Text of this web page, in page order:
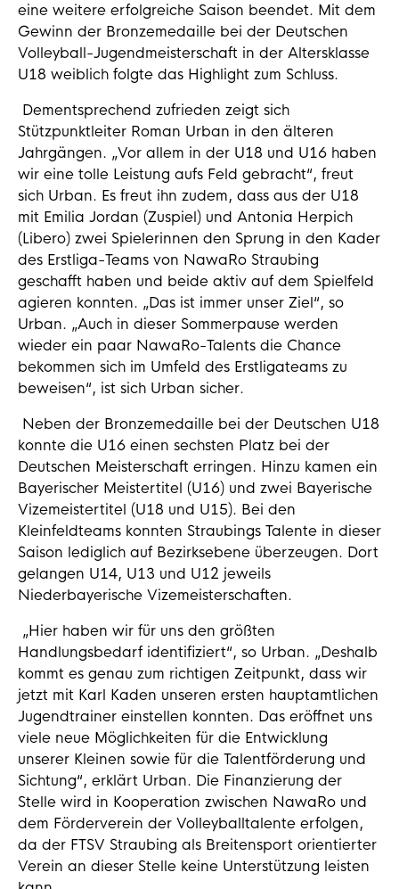
eine weitere erfolgreiche Saison beendet. Mit dem
Gewinn der Bronzemedaille bei der Deutschen
Volleyball-Jugendmeisterschaft in der Altersklasse
U18 weiblich folgte das Highlight zum Schluss.
Dementsprechend zufrieden zeigt sich
Stützpunktleiter Roman Urban in den älteren
Jahrgängen. „Vor allem in der U18 und U16 haben
wir eine tolle Leistung aufs Feld gebracht“, freut
sich Urban. Es freut ihn zudem, dass aus der U18
mit Emilia Jordan (Zuspiel) und Antonia Herpich
(Libero) zwei Spielerinnen den Sprung in den Kader
des Erstliga-Teams von NawaRo Straubing
geschafft haben und beide aktiv auf dem Spielfeld
agieren konnten. „Das ist immer unser Ziel“, so
Urban. „Auch in dieser Sommerpause werden
wieder ein paar NawaRo-Talents die Chance
bekommen sich im Umfeld des Erstligateams zu
beweisen“, ist sich Urban sicher.
Neben der Bronzemedaille bei der Deutschen U18
konnte die U16 einen sechsten Platz bei der
Deutschen Meisterschaft erringen. Hinzu kamen ein
Bayerischer Meistertitel (U16) und zwei Bayerische
Vizemeistertitel (U18 und U15). Bei den
Kleinfeldteams konnten Straubings Talente in dieser
Saison lediglich auf Bezirksebene überzeugen. Dort
gelangen U14, U13 und U12 jeweils
Niederbayerische Vizemeisterschaften.
„Hier haben wir für uns den größten
Handlungsbedarf identifiziert“, so Urban. „Deshalb
kommt es genau zum richtigen Zeitpunkt, dass wir
jetzt mit Karl Kaden unseren ersten hauptamtlichen
Jugendtrainer einstellen konnten. Das eröffnet uns
viele neue Möglichkeiten für die Entwicklung
unserer Kleinen sowie für die Talentförderung und
Sichtung“, erklärt Urban. Die Finanzierung der
Stelle wird in Kooperation zwischen NawaRo und
dem Förderverein der Volleyballtalente erfolgen,
da der FTSV Straubing als Breitensport orientierter
Verein an dieser Stelle keine Unterstützung leisten